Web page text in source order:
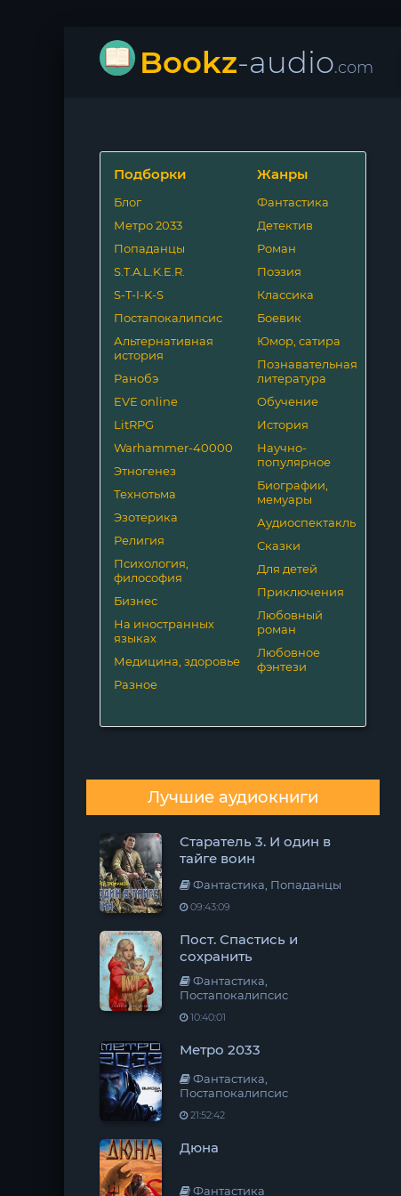
Bookz-audio.com
Подборки
Блог
Метро 2033
Попаданцы
S.T.A.L.K.E.R.
S-T-I-K-S
Постапокалипсис
Альтернативная
история
Ранобэ
EVE online
LitRPG
Warhammer-40000
Этногенез
Технотьма
Эзотерика
Религия
Психология,
философия
Бизнес
На иностранных
языках
Медицина, здоровье
Разное
Жанры
Фантастика
Детектив
Роман
Поэзия
Классика
Боевик
Юмор, сатира
Познавательная
литература
Обучение
История
Научно-
популярное
Биографии,
мемуары
Аудиоспектакль
Сказки
Для детей
Приключения
Любовный
роман
Любовное
фэнтези
Лучшие аудиокниги
Старатель 3. И один в
тайге воин
Фантастика, Попаданцы
09:43:09
Пост. Спастись и
сохранить
Фантастика,
Постапокалипсис
10:40:01
Метро 2033
Фантастика,
Постапокалипсис
21:52:42
Дюна
Фантастика